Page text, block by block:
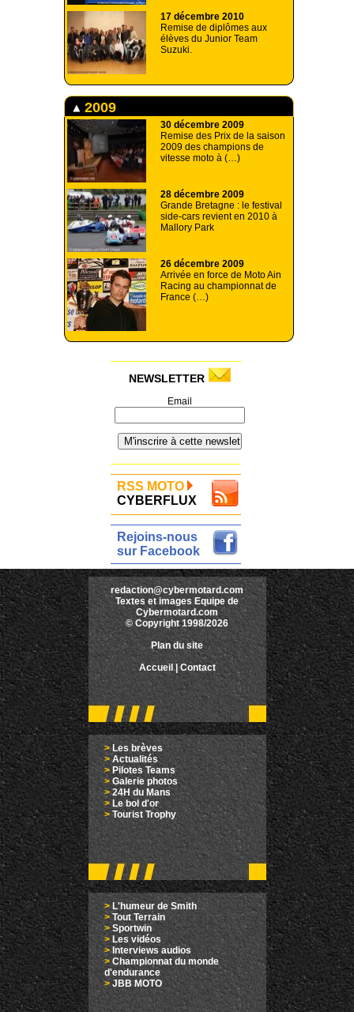
17 décembre 2010
Remise de diplômes aux
élèves du Junior Team
Suzuki.
2009
30 décembre 2009
Remise des Prix de la saison
2009 des champions de
vitesse moto à (…)
28 décembre 2009
Grande Bretagne : le festival
side-cars revient en 2010 à
Mallory Park
26 décembre 2009
Arrivée en force de Moto Ain
Racing au championnat de
France (…)
NEWSLETTER
Email
RSS MOTO
CYBERFLUX
Rejoins-nous
sur Facebook
redaction@cybermotard.com
Textes et images Equipe de
Cybermotard.com
© Copyright 1998/2026
Plan du site
Accueil |Contact
>Les brèves
> Actualités
> Pilotes Teams
>Galerie photos
>24H du Mans
>Le bol d'or
> Tourist Trophy
>L'humeur de Smith
> Tout Terrain
> Sportwin
> Les vidéos
> Interviews audios
>Championnat du monde
d'endurance
> JBB MOTO